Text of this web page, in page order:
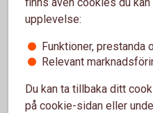
Våra aktiefonder
För att hitta våra
upplevelse:
Funktioner, prestanda
Relevant
Du kan ta tillbaka ditt
på cookie-sidan eller